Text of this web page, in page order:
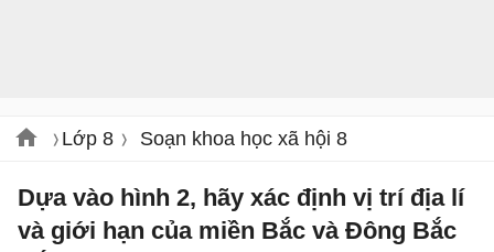
Lớp 8 Soạn khoa học xã hội 8
Dựa vào hình 2, hãy xác định vị trí địa lí
và giới hạn của miền Bắc và Đông Bắc